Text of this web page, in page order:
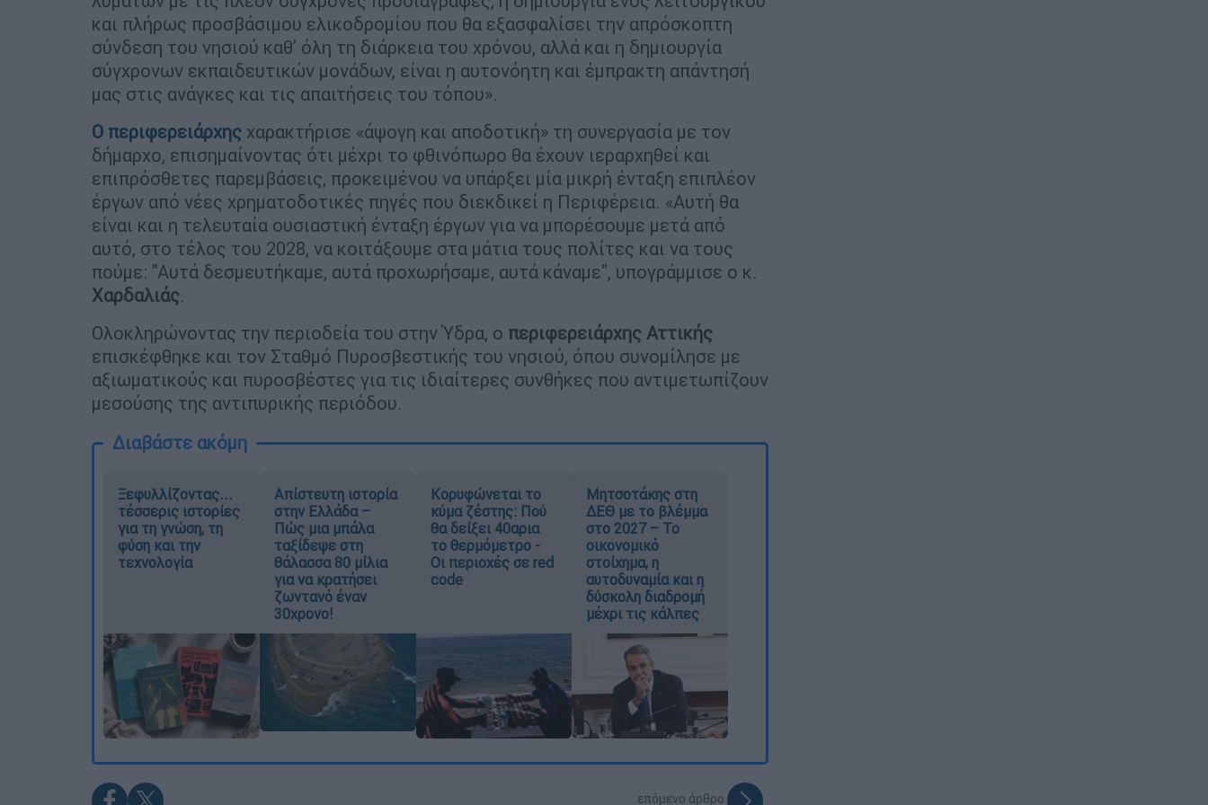
και πλήρως προσβάσιμου ελικοδρομίου που θα εξασφαλίσει την απρόσκοπτη
σύνδεση του νησιού καθ' όλη τη διάρκεια του χρόνου, αλλά και η δημιουργία
σύγχρονων εκπαιδευτικών μονάδων, είναι η αυτονόητη και έμπρακτη απάντησή
μας στις ανάγκες και τις απαιτήσεις του τόπου».
Ο περιφερειάρχης χαρακτήρισε «άψογη και αποδοτική» τη συνεργασία με τον
δήμαρχο, επισημαίνοντας ότι μέχρι το φθινόπωρο θα έχουν ιεραρχηθεί και
επιπρόσθετες παρεμβάσεις, προκειμένου να υπάρξει μία μικρή ένταξη επιπλέον
έργων από νέες χρηματοδοτικές πηγές που διεκδικεί η Περιφέρεια. «Αυτή θα
είναι και η τελευταία ουσιαστική ένταξη έργων για να μπορέσουμε μετά από
αυτό, στο τέλος του 2028, να κοιτάξουμε στα μάτια τους πολίτες και να τους
πούμε: "Αυτά δεσμευτήκαμε, αυτά προχωρήσαμε, αυτά κάναμε", υπογράμμισε ο κ.
Χαρδαλιάς.
Ολοκληρώνοντας την περιοδεία του στην Ύδρα, ο περιφερειάρχης Αττικής
επισκέφθηκε και τον Σταθμό Πυροσβεστικής του νησιού, όπου συνομίλησε με
αξιωματικούς και πυροσβέστες για τις ιδιαίτερες συνθήκες που αντιμετωπίζουν
μεσούσης της αντιπυρικής περιόδου.
Διαβάστε ακόμη
Ξεφυλλίζοντας...
τέσσερις ιστορίες
για τη γνώση, τη
φύση και την
τεχνολογία
Απίστευτη ιστορία
στην Ελλάδα –
Πώς μια μπάλα
ταξίδεψε στη
θάλασσα 80 μίλια
για να κρατήσει
ζωντανό έναν
30χρονο!
Κορυφώνεται το
κύμα ζέστης: Πού
θα δείξει 40αρια
το θερμόμετρο -
Οι περιοχές σε red
code
Μητσοτάκης στη
ΔΕΘ με το βλέμμα
στο 2027 – Το
οικονομικό
στοίχημα, η
αυτοδυναμία και η
δύσκολη διαδρομή
μέχρι τις κάλπες
επόμενο άρθρο